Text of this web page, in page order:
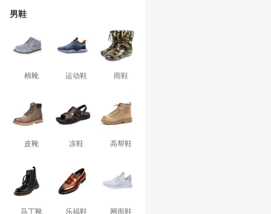
男鞋
棉靴 运动鞋 雨鞋
皮靴 凉鞋 高帮鞋
马丁靴 乐福鞋 网面鞋